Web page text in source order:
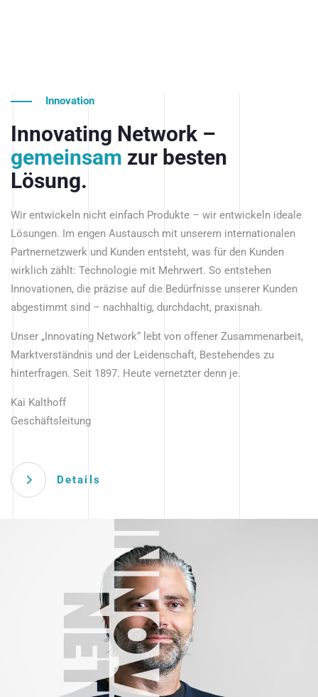
Innovation
Innovating Network –
gemeinsam zur besten
Lösung.
Wir entwickeln nicht einfach Produkte – wir entwickeln ideale
Lösungen. Im engen Austausch mit unserem internationalen
Partnernetzwerk und Kunden entsteht, was für den Kunden
wirklich zählt: Technologie mit Mehrwert. So entstehen
Innovationen, die präzise auf die Bedürfnisse unserer Kunden
abgestimmt sind – nachhaltig, durchdacht, praxisnah.
Unser „Innovating Network“ lebt von offener Zusammenarbeit,
Marktverständnis und der Leidenschaft, Bestehendes zu
hinterfragen. Seit 1897. Heute vernetzter denn je.
Kai Kalthoff
Geschäftsleitung
Details